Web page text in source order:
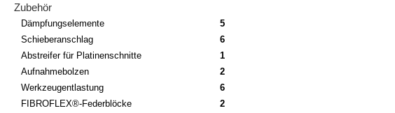
Zubehör
Dämpfungselemente
5
Schieberanschlag
6
Abstreifer für Platinenschnitte
1
Aufnahmebolzen
2
Werkzeugentlastung
6
FIBROFLEX®-Federblöcke
2